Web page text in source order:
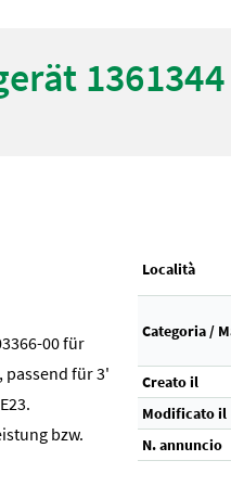
1361344
00 für
passend für 3'
bzw.
Località
Categoria /
Creato il
Modificato il
N. annuncio